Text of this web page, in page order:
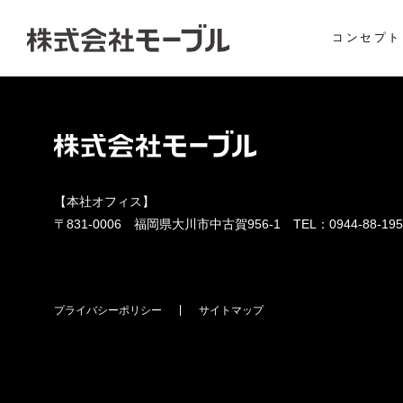
コンセプト
【本社オフィス】
〒831-0006 福岡県大川市中古賀956-1 TEL： 0944-88-
プライバシーポリシー サイトマップ